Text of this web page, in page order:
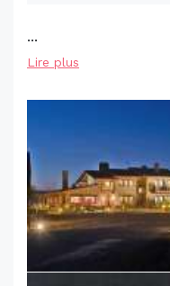
...
Lire plus